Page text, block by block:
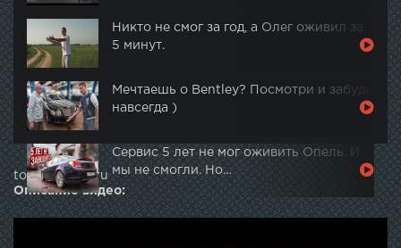
Никто не смог за год, а Олег оживил за
5 минут.
Мечтаешь о Bentley? Посмотри и забудь
навсегда )
Сервис 5 лет не мог оживить Опель. И
мы не смогли. Но…
topautotube.ru
Описание видео: